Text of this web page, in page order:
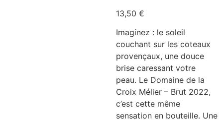
13,50 €
Imaginez : le soleil
couchant sur les coteaux
provençaux, une douce
brise caressant votre
peau. Le Domaine de la
Croix Mélier – Brut 2022,
c’est cette même
sensation en bouteille. Une